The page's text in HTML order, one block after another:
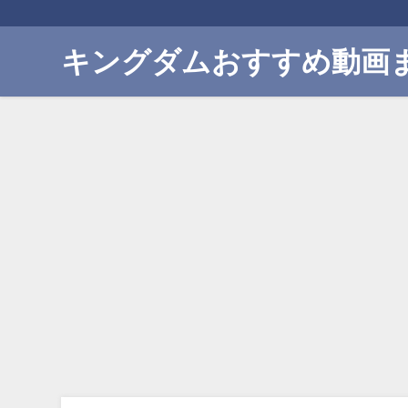
キングダムおすすめ動画